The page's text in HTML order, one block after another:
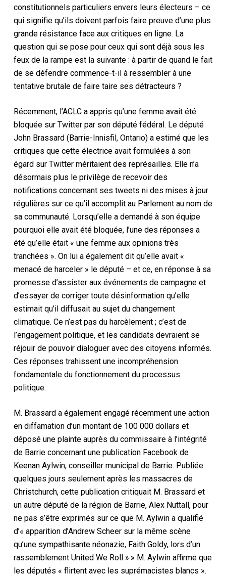
constitutionnels particuliers envers leurs électeurs – ce
qui signifie qu’ils doivent parfois faire preuve d’une plus
grande résistance face aux critiques en ligne. La
question qui se pose pour ceux qui sont déjà sous les
feux de la rampe est la suivante : à partir de quand le fait
de se défendre commence-t-il à ressembler à une
tentative brutale de faire taire ses détracteurs ?
Récemment, l’ACLC a appris qu’une femme avait été
bloquée sur Twitter par son député fédéral. Le député
John Brassard (Barrie-Innisfil, Ontario) a estimé que les
critiques que cette électrice avait formulées à son
égard sur Twitter méritaient des représailles. Elle n’a
désormais plus le privilège de recevoir des
notifications concernant ses tweets ni des mises à jour
régulières sur ce qu’il accomplit au Parlement au nom de
sa communauté. Lorsqu’elle a demandé à son équipe
pourquoi elle avait été bloquée, l’une des réponses a
été qu’elle était « une femme aux opinions très
tranchées ». On lui a également dit qu’elle avait «
menacé de harceler » le député – et ce, en réponse à sa
promesse d’assister aux événements de campagne et
d’essayer de corriger toute désinformation qu’elle
estimait qu’il diffusait au sujet du changement
climatique. Ce n’est pas du harcèlement ; c’est de
l’engagement politique, et les candidats devraient se
réjouir de pouvoir dialoguer avec des citoyens informés.
Ces réponses trahissent une incompréhension
fondamentale du fonctionnement du processus
politique.
M. Brassard a également engagé récemment une action
en diffamation d’un montant de 100 000 dollars et
déposé une plainte auprès du commissaire à l’intégrité
de Barrie concernant une publication Facebook de
Keenan Aylwin, conseiller municipal de Barrie. Publiée
quelques jours seulement après les massacres de
Christchurch, cette publication critiquait M. Brassard et
un autre député de la région de Barrie, Alex Nuttall, pour
ne pas s’être exprimés sur ce que M. Aylwin a qualifié
d’« apparition d’Andrew Scheer sur la même scène
qu’une sympathisante néonazie, Faith Goldy, lors d’un
rassemblement United We Roll ».» M. Aylwin affirme que
les députés « flirtent avec les suprémacistes blancs ».